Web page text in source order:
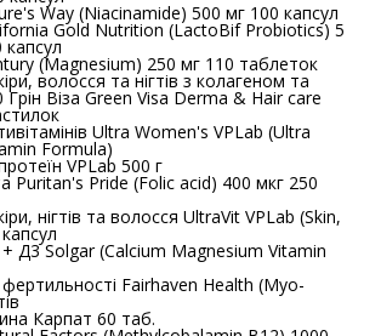
Way (Niacinamide) 500 мг 100 капсул
Gold Nutrition (LactoBif Probiotics) 5
Магній 21st Century (Magnesium) 250 мг 110 таблеток
волосся та нігтів з колагеном та
Віза Green Visa Derma & Hair care
Ultra Women's VPLab (Ultra
Formula)
VPLab 500 г
Puritan's Pride (Folic acid) 400 мкг 250
та волосся UltraVit VPLab (Skin,
+ Д3 Solgar (Calcium Magnesium Vitamin
Fairhaven Health (Myo-
Карпат 60 таб.